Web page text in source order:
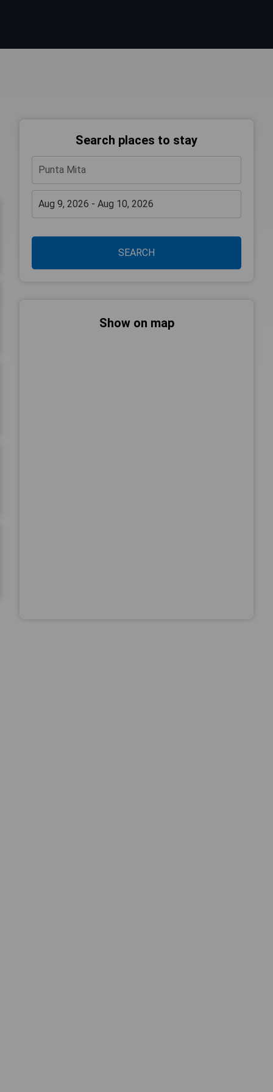
Search places to stay
SEARCH
Show on map